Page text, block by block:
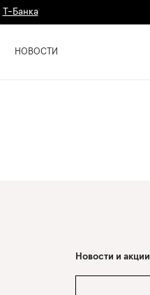
Т-Банка
НОВОСТИ
Новости и акции